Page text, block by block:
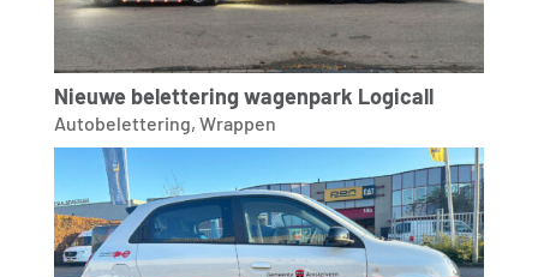
Nieuwe belettering wagenpark Logicall
Autobelettering, Wrappen